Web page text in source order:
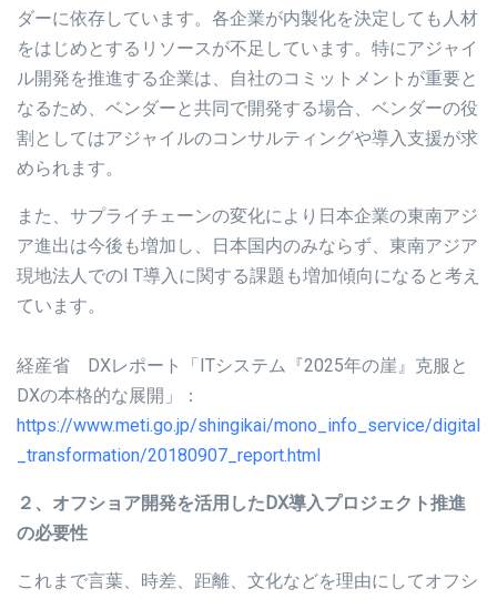
ダーに依存しています。各企業が内製化を決定しても人材
をはじめとするリソースが不足しています。特にアジャイ
ル開発を推進する企業は、自社のコミットメントが重要と
なるため、ベンダーと共同で開発する場合、ベンダーの役
割としてはアジャイルのコンサルティングや導入支援が求
められます。
また、サプライチェーンの変化により日本企業の東南アジ
ア進出は今後も増加し、日本国内のみならず、東南アジア
現地法人でのI T導入に関する課題も増加傾向になると考え
ています。
経産省 DXレポート「ITシステム『2025年の崖』克服と
DXの本格的な展開」：
https://www.meti.go.jp/shingikai/mono_info_service/digital
_transformation/20180907_report.html
２、オフショア開発を活用したDX導入プロジェクト推進
の必要性
これまで言葉、時差、距離、文化などを理由にしてオフシ